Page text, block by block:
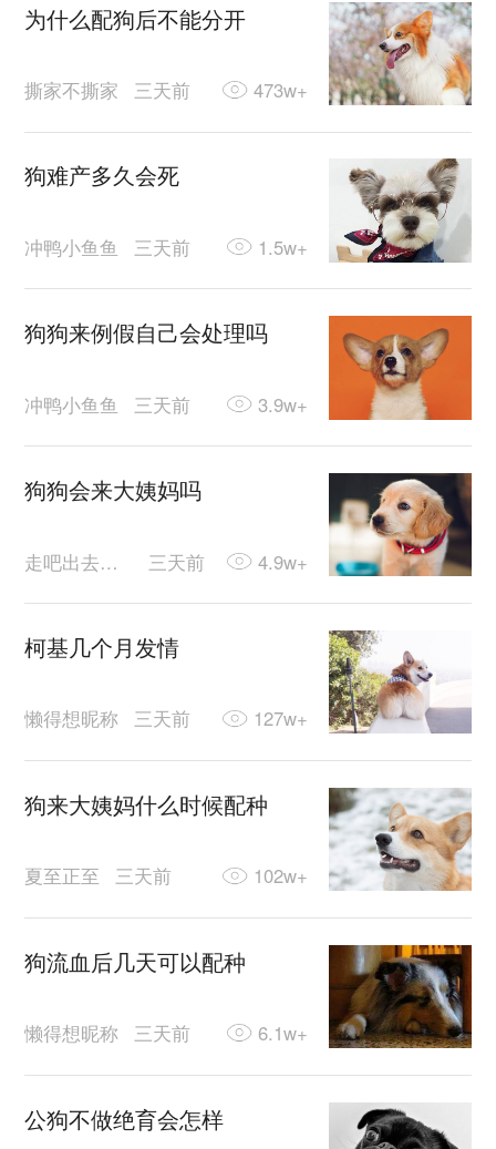
为什么配狗后不能分开
撕家不撕家 三天前 473w+
狗难产多久会死
冲鸭小鱼鱼 三天前 1.5w+
狗狗来例假自己会处理吗
冲鸭小鱼鱼 三天前 3.9w+
狗狗会来大姨妈吗
走吧出去遛遛 三天前 4.9w+
柯基几个月发情
懒得想昵称 三天前 127w+
狗来大姨妈什么时候配种
夏至正至 三天前 102w+
狗流血后几天可以配种
懒得想昵称 三天前 6.1w+
公狗不做绝育会怎样